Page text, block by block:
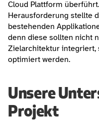
Cloud Plattform
Herausforderung stellte
bestehenden
denn diese sollten nicht
Zielarchitektur integriert,
optimiert werden.
Unsere
Projekt